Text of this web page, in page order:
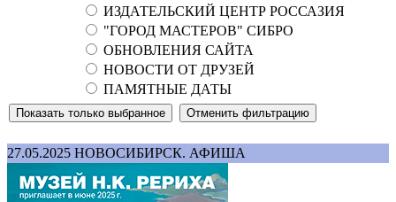
ИЗДАТЕЛЬСКИЙ ЦЕНТР РОССАЗИЯ
"ГОРОД МАСТЕРОВ" СИБРО
ОБНОВЛЕНИЯ САЙТА
НОВОСТИ ОТ ДРУЗЕЙ
ПАМЯТНЫЕ ДАТЫ
27.05.2025 НОВОСИБИРСК. АФИША